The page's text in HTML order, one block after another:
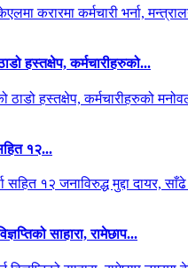
हस्तक्षेप, कर्मचारीहरुको...
१२...
साहारा, रामेछाप...